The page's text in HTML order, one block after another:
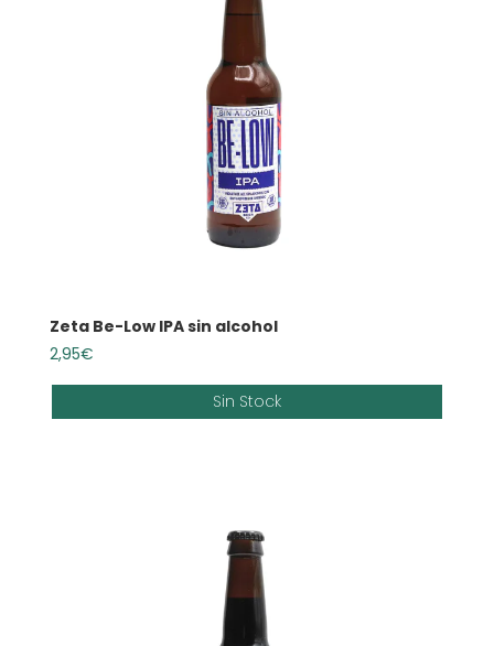
Zeta Be-Low IPA sin alcohol
2,95€
Sin Stock